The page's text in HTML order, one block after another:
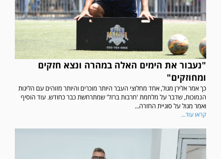
"נעבור את הימים האלה במהרה ונצא חזקים
ומחוזקים"
כך אמר אלירן מגול, אחד מחלוצי העבר היותר מוכרים והיותר מזוהים עם הליגות
הנמוכות, שדבר על מלחמת 'חרבות ברזל' שמתרחשת כבר כחודש. עוד הוסיף
ואמר מגול על סוגיית החזרה...
קראו עוד...